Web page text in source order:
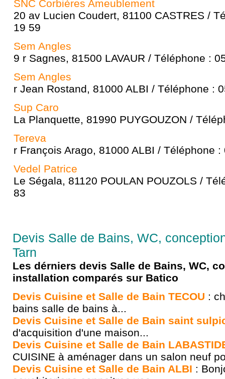
SNC Corbières Ameublement
20 av Lucien Coudert, 81100 CASTRES /
19 59
Sem Angles
9 r Sagnes, 81500 LAVAUR / Téléphone :
Sem Angles
r Jean Rostand, 81000 ALBI / Téléphone :
Sup Caro
La Planquette, 81990 PUYGOUZON /
Tereva
r François Arago, 81000 ALBI / Téléphone
Vedel Patrice
Le Ségala, 81120 POULAN POUZOLS /
83
Devis Salle de Bains, WC,
Tarn
Les dérniers devis Salle de Bains, WC,
installation comparés sur Batico
Devis Cuisine et Salle de Bain TECOU :
bains salle de bains à...
Devis Cuisine et Salle de Bain saint
d'acquisition d'une maison...
Devis Cuisine et Salle de Bain
CUISINE à aménager dans un salon neuf
Devis Cuisine et Salle de Bain ALBI :